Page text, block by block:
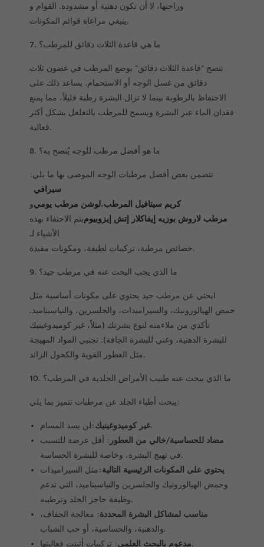
وراحتها، لا أن تكون دهنية أو مشدودة. القوام و
ينبغي مراعاة قوائم المكونات.
7. ما هي قاعدة الثلاث دقائق للمرطب؟
تنصح "قاعدة الثلاث دقائق" بوضع المرطب في غضون ثلاث
دقائق من غسل الوجه أو الاستحمام. يساعد ذلك على
الاحتفاظ بالرطوبة بينما لا تزال البشرة رطبة قليلاً، مما يمنع
فقدان الماء عبر البشرة ويسمح للمرطب بالتغلغل بشكل أكثر
فعالية.
8. ما هو أفضل مرطب للوجه يُنصح به؟
تتضمن بعض أفضل مرطبات الوجه الموصى بها ما يلي:
كريم سيتافيل المرطب،
سيرافي
لوشن مرطب يوميو
مرطب لاروش بوزيه إيفاكلار إتش إيزوبيوميتم الاحتفاء بهذه
الأشياء لـ
خصائص مرطبة، تركيبات لطيفة، ومكونات مفيدة.
9. ما الذي يجب البحث عنه في مرطب جيد؟
ابحثي عن مرطب جيد يحتوي على مكونات أساسية مثل
حمض الهيالورونيك، والسيراميدات، والجلسرين، والنياسيناميد.
تأكدي من ملاءمته لنوع بشرتك (مثلاً، غير كوميدوغينيك
للبشرة الدهنية، وغني للبشرة الجافة). تجنبي المواد المهيجة
مثل العطور القوية والكحول الزائد.
10. ما الذي يبحث عنه طبيب الأمراض الجلدية في المرطب؟
يبحث أطباء الجلد عن مرطبات تتميز بما يلي:
غير كوميدوغينيك:لن يسد المسام.
مضاد للحساسية/خالي من العطور : أقل عرضة للتسبب
في تهيج البشرة، وخاصة للبشرة الحساسة.
يحتوي على المكونات الرئيسية التالية:مثل السيراميدات
وحمض الهيالورونيك والجلسرين والنياسيناميد، التي تدعم
وظيفة حاجز الجلد وترطيبه.
مناسب لمشاكل البشرة المحددة: معالجة الجفاف،
والدهنية، والحساسية، أو حب الشباب.
مدعوم بالبحث العلمي: تركيبات أثبتت فعاليتها.